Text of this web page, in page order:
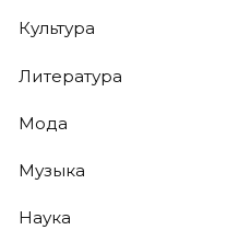
Культура
Литература
Мода
Музыка
Наука